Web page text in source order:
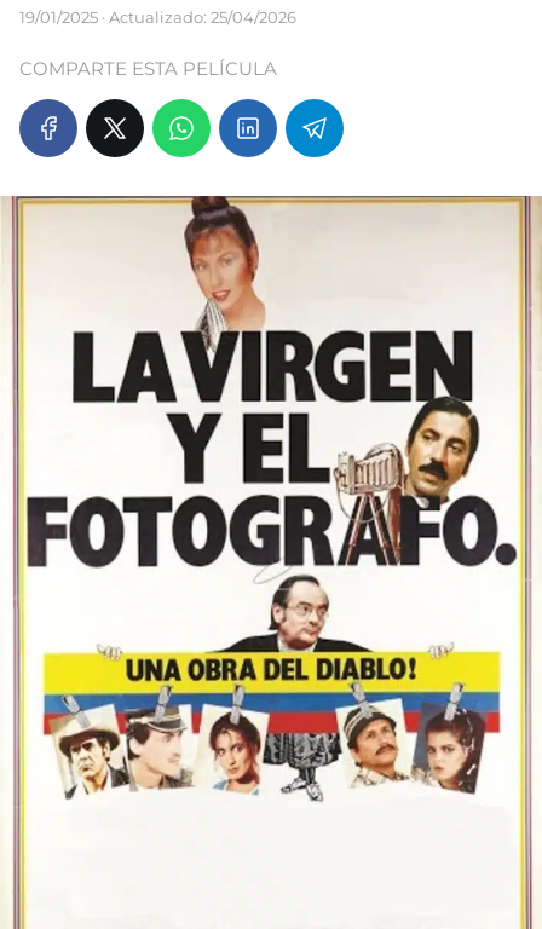
19/01/2025 · Actualizado: 25/04/2026
COMPARTE ESTA PELÍCULA